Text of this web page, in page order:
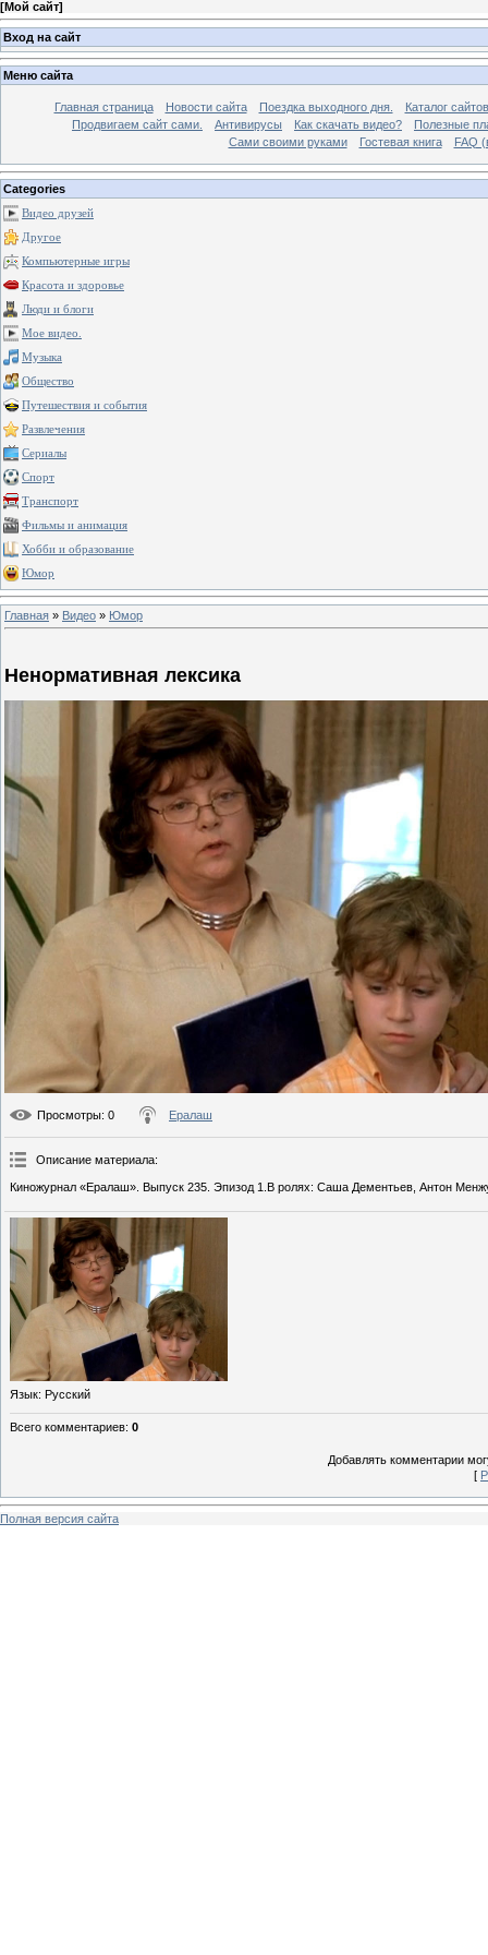
[Мой сайт]
Вход на сайт
Меню сайта
Главная страница Новости сайта Поездка выходного дня.
Каталог сайтов
Продвигаем сайт сами.
Антивирусы Как скачать видео?
Полезные
Сами своими руками
Гостевая книга FAQ
Categories
Видео друзей
Другое
Компьютерные игры
Красота и здоровье
Люди и блоги
Мое видео.
Музыка
Общество
Путешествия и события
Развлечения
Сериалы
Спорт
Транспорт
Фильмы и анимация
Хобби и образование
Юмор
Главная » Видео » Юмор
Ненормативная лексика
Просмотры: 0 Ералаш
Описание материала:
Киножурнал «Ералаш». Выпуск 235. Эпизод 1.В ролях: Саша Дементьев, Антон
Язык: Русский
Всего комментариев: 0
Добавлять комментарии
[
Полная версия сайта